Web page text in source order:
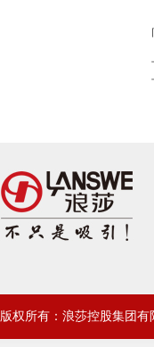
版权所有：浪莎控股集团有